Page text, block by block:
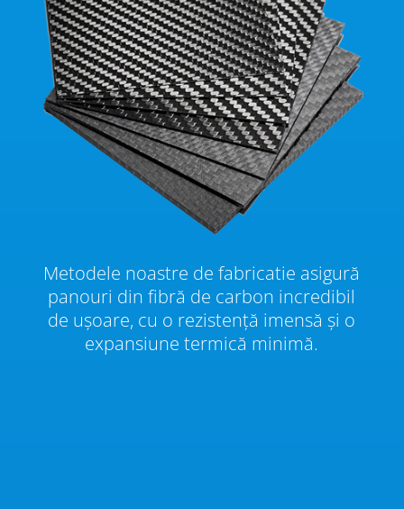
Metodele noastre de fabricatie asigură
panouri din fibră de carbon incredibil
de ușoare, cu o rezistență imensă și o
expansiune termică minimă.